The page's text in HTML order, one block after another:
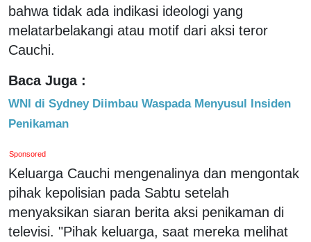
bahwa tidak ada indikasi ideologi yang
melatarbelakangi atau motif dari aksi teror
Cauchi.
Baca Juga :
WNI di Sydney Diimbau Waspada Menyusul Insiden
Penikaman
Sponsored
Keluarga Cauchi mengenalinya dan mengontak
pihak kepolisian pada Sabtu setelah
menyaksikan siaran berita aksi penikaman di
televisi. "Pihak keluarga, saat mereka melihat